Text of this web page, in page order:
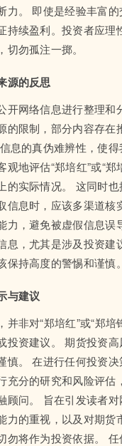
力。 即使是经验丰富的
持续盈利。投资者应理
切勿孤注一掷。
源的反思
开网络信息进行整理和
的限制，部分内容存在
息的真伪难辨性，使得
观地评估“郑培红”或“郑
的实际情况。 这同时也
信息时，应该多渠道核
力，避免被虚假信息误
息，尤其是涉及投资建
保持高度的警惕和谨慎。
与建议
并非对“郑培红”或“郑培
投资建议。 期货投资高
慎。 在进行任何投资决
充分的研究和风险评估
顾问。 旨在引发读者对
力的重视，以及对期货
勿将作为投资依据。 任